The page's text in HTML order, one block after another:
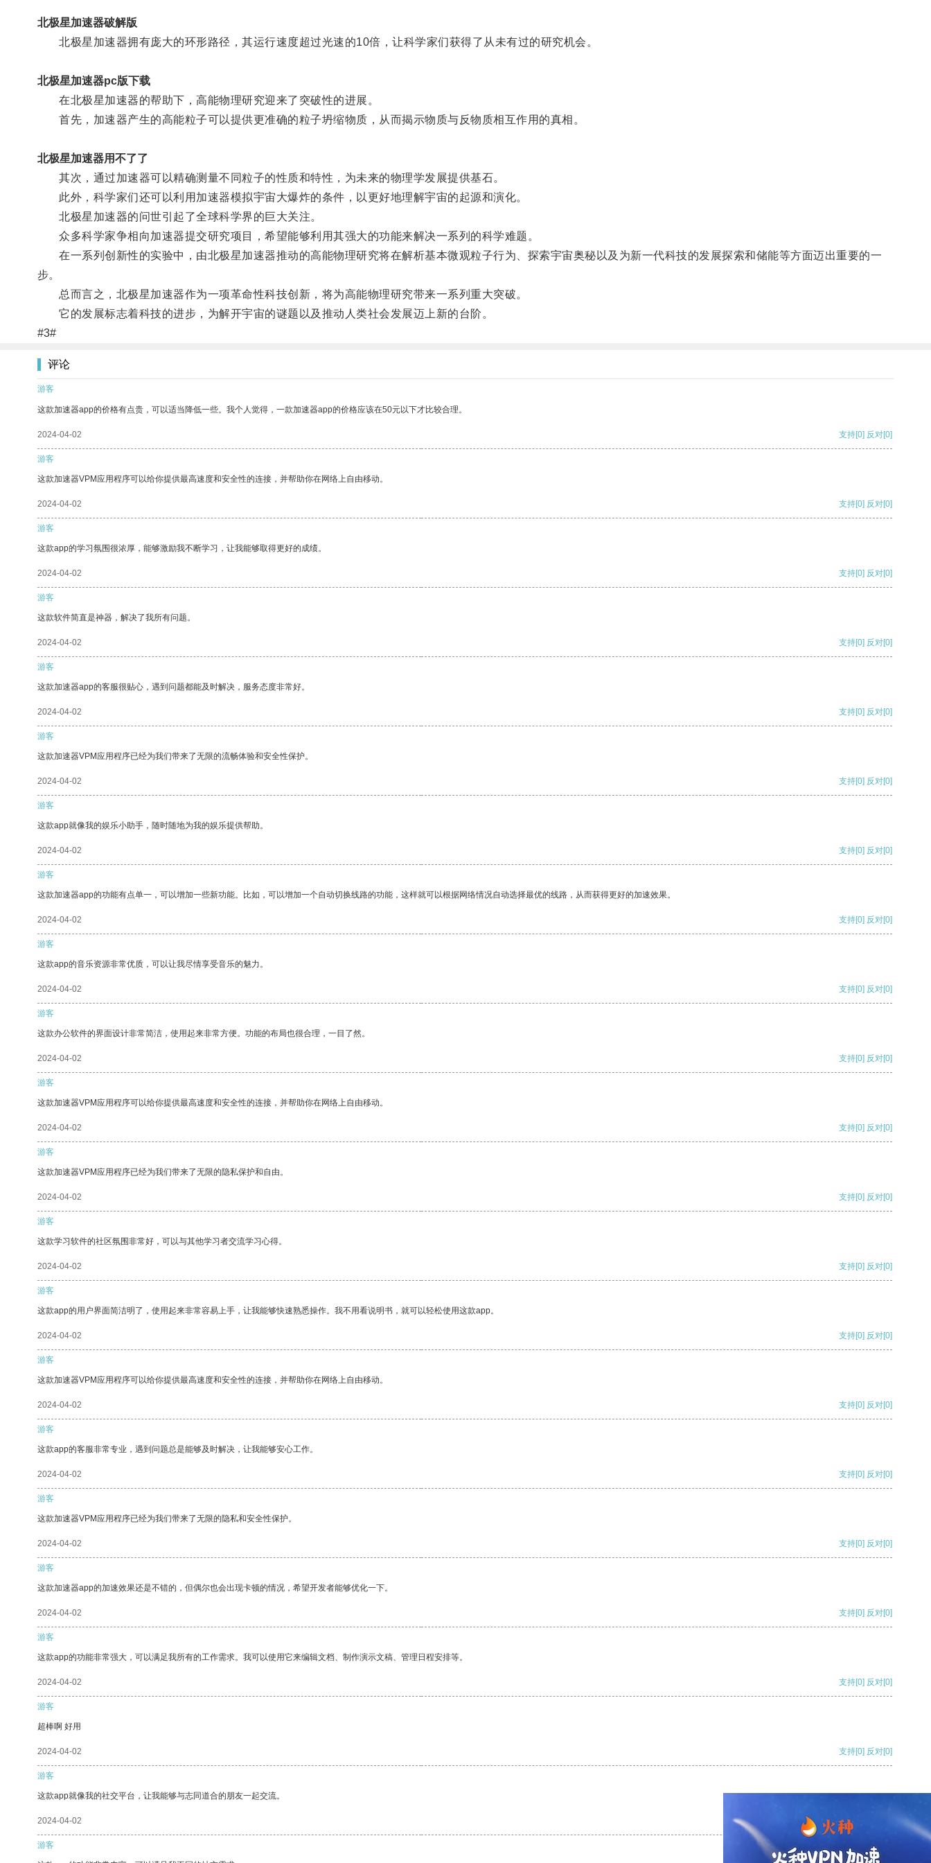
北极星加速器破解版
北极星加速器拥有庞大的环形路径，其运行速度超过光速的10倍，让科学家们获得了从未有过的研究机会。
北极星加速器pc版下载
在北极星加速器的帮助下，高能物理研究迎来了突破性的进展。
首先，加速器产生的高能粒子可以提供更准确的粒子坍缩物质，从而揭示物质与反物质相互作用的真相。
北极星加速器用不了了
其次，通过加速器可以精确测量不同粒子的性质和特性，为未来的物理学发展提供基石。
此外，科学家们还可以利用加速器模拟宇宙大爆炸的条件，以更好地理解宇宙的起源和演化。
北极星加速器的问世引起了全球科学界的巨大关注。
众多科学家争相向加速器提交研究项目，希望能够利用其强大的功能来解决一系列的科学难题。
在一系列创新性的实验中，由北极星加速器推动的高能物理研究将在解析基本微观粒子行为、探索宇宙奥秘以及为新一代科技的发展探索和储能等方面迈出重要的一
步。
总而言之，北极星加速器作为一项革命性科技创新，将为高能物理研究带来一系列重大突破。
它的发展标志着科技的进步，为解开宇宙的谜题以及推动人类社会发展迈上新的台阶。
#3#
评论
游客
这款加速器app的价格有点贵，可以适当降低一些。我个人觉得，一款加速器app的价格应该在50元以下才比较合理。
2024-04-02 支持[0] 反对[0]
游客
这款加速器VPM应用程序可以给你提供最高速度和安全性的连接，并帮助你在网络上自由移动。
2024-04-02 支持[0] 反对[0]
游客
这款app的学习氛围很浓厚，能够激励我不断学习，让我能够取得更好的成绩。
2024-04-02 支持[0] 反对[0]
游客
这款软件简直是神器，解决了我所有问题。
2024-04-02 支持[0] 反对[0]
游客
这款加速器app的客服很贴心，遇到问题都能及时解决，服务态度非常好。
2024-04-02 支持[0] 反对[0]
游客
这款加速器VPM应用程序已经为我们带来了无限的流畅体验和安全性保护。
2024-04-02 支持[0] 反对[0]
游客
这款app就像我的娱乐小助手，随时随地为我的娱乐提供帮助。
2024-04-02 支持[0] 反对[0]
游客
这款加速器app的功能有点单一，可以增加一些新功能。比如，可以增加一个自动切换线路的功能，这样就可以根据网络情况自动选择最优的线路，从而获得更好的加速效果。
2024-04-02 支持[0] 反对[0]
游客
这款app的音乐资源非常优质，可以让我尽情享受音乐的魅力。
2024-04-02 支持[0] 反对[0]
游客
这款办公软件的界面设计非常简洁，使用起来非常方便。功能的布局也很合理，一目了然。
2024-04-02 支持[0] 反对[0]
游客
这款加速器VPM应用程序可以给你提供最高速度和安全性的连接，并帮助你在网络上自由移动。
2024-04-02 支持[0] 反对[0]
游客
这款加速器VPM应用程序已经为我们带来了无限的隐私保护和自由。
2024-04-02 支持[0] 反对[0]
游客
这款学习软件的社区氛围非常好，可以与其他学习者交流学习心得。
2024-04-02 支持[0] 反对[0]
游客
这款app的用户界面简洁明了，使用起来非常容易上手，让我能够快速熟悉操作。我不用看说明书，就可以轻松使用这款app。
2024-04-02 支持[0] 反对[0]
游客
这款加速器VPM应用程序可以给你提供最高速度和安全性的连接，并帮助你在网络上自由移动。
2024-04-02 支持[0] 反对[0]
游客
这款app的客服非常专业，遇到问题总是能够及时解决，让我能够安心工作。
2024-04-02 支持[0] 反对[0]
游客
这款加速器VPM应用程序已经为我们带来了无限的隐私和安全性保护。
2024-04-02 支持[0] 反对[0]
游客
这款加速器app的加速效果还是不错的，但偶尔也会出现卡顿的情况，希望开发者能够优化一下。
2024-04-02 支持[0] 反对[0]
游客
这款app的功能非常强大，可以满足我所有的工作需求。我可以使用它来编辑文档、制作演示文稿、管理日程安排等。
2024-04-02 支持[0] 反对[0]
游客
超棒啊 好用
2024-04-02 支持[0] 反对[0]
游客
这款app就像我的社交平台，让我能够与志同道合的朋友一起交流。
2024-04-02 支持
游客